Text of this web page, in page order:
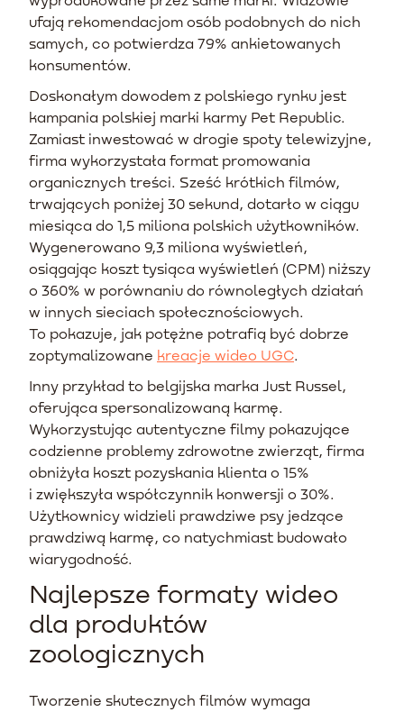
ufają rekomendacjom osób podobnych do nich
samych, co potwierdza 79% ankietowanych
konsumentów.
Doskonałym dowodem z polskiego rynku jest
kampania polskiej marki karmy Pet Republic.
Zamiast inwestować w drogie spoty telewizyjne,
firma wykorzystała format promowania
organicznych treści. Sześć krótkich filmów,
trwających poniżej 30 sekund, dotarło w ciągu
miesiąca do 1,5 miliona polskich użytkowników.
Wygenerowano 9,3 miliona wyświetleń,
osiągając koszt tysiąca wyświetleń (CPM) niższy
o 360% w porównaniu do równoległych działań
w innych sieciach społecznościowych.
To pokazuje, jak potężne potrafią być dobrze
zoptymalizowane kreacje wideo UGC.
Inny przykład to belgijska marka Just Russel,
oferująca spersonalizowaną karmę.
Wykorzystując autentyczne filmy pokazujące
codzienne problemy zdrowotne zwierząt, firma
obniżyła koszt pozyskania klienta o 15%
i zwiększyła współczynnik konwersji o 30%.
Użytkownicy widzieli prawdziwe psy jedzące
prawdziwą karmę, co natychmiast budowało
wiarygodność.
Najlepsze formaty wideo
dla produktów
zoologicznych
Tworzenie skutecznych filmów wymaga